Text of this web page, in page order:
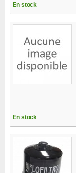
En stock
En stock